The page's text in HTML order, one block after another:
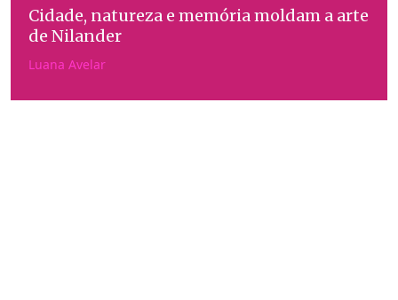
Cidade, natureza e memória moldam a arte
de Nilander
Luana Avelar